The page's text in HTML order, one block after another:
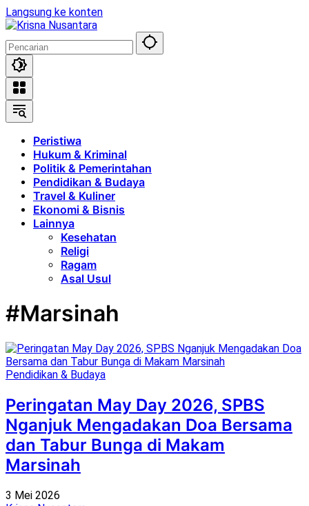
Langsung ke konten
Peristiwa
Hukum & Kriminal
Politik & Pemerintahan
Pendidikan & Budaya
Travel & Kuliner
Ekonomi & Bisnis
Lainnya
Kesehatan
Religi
Ragam
Asal Usul
#Marsinah
Pendidikan & Budaya
Peringatan May Day 2026, SPBS
Nganjuk Mengadakan Doa Bersama
dan Tabur Bunga di Makam
Marsinah
3 Mei 2026